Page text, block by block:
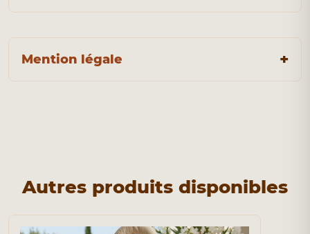
Mention légale
Autres produits disponibles